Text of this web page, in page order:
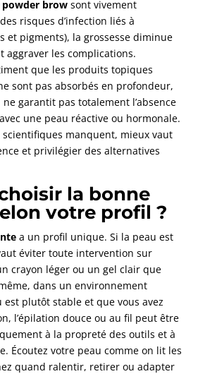
powder brow sont vivement
risques d’infection liés à
et pigments), la grossesse diminue
aggraver les complications.
que les produits topiques
sont pas absorbés en profondeur,
garantit pas totalement l’absence
une peau réactive ou hormonale.
manquent, mieux vaut
et privilégier des alternatives
la bonne
votre profil ?
a un profil unique. Si la peau est
éviter toute intervention sur
crayon léger ou un gel clair que
dans un environnement
plutôt stable et que vous avez
l’épilation douce ou au fil peut être
à la propreté des outils et à
Écoutez votre peau comme on lit les
quand ralentir, retirer ou adapter